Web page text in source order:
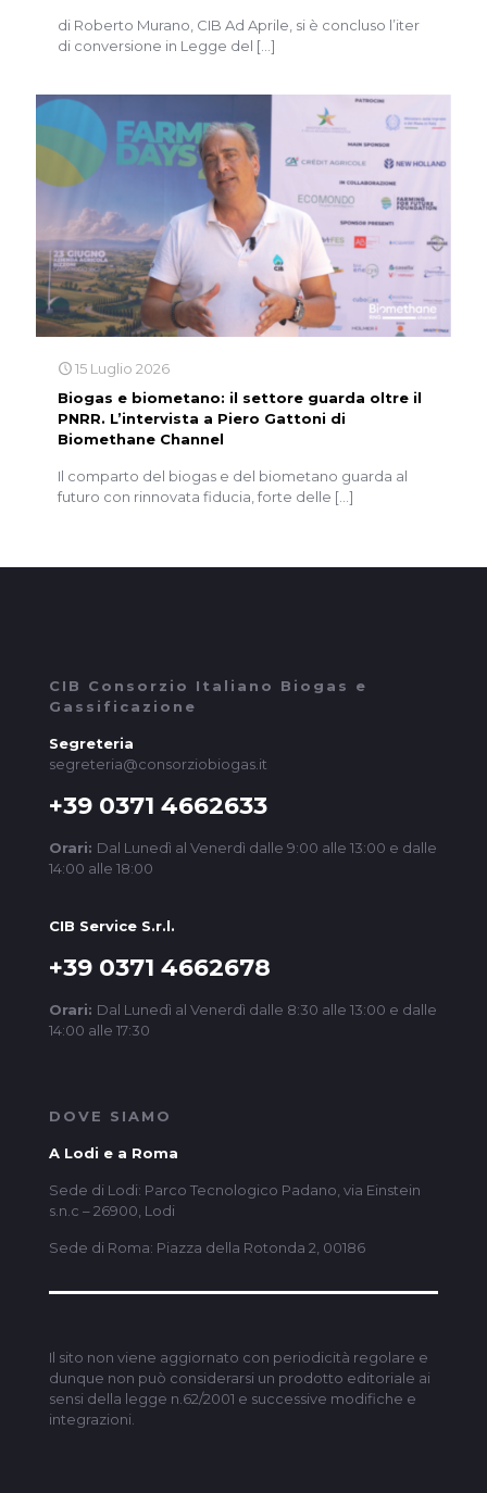
di Roberto Murano, CIB Ad Aprile, si è concluso l’iter
di conversione in Legge del […]
15 Luglio 2026
Biogas e biometano: il settore guarda oltre il
PNRR. L’intervista a Piero Gattoni di
Biomethane Channel
Il comparto del biogas e del biometano guarda al
futuro con rinnovata fiducia, forte delle […]
CIB Consorzio Italiano Biogas e
Gassificazione
Segreteria
segreteria@consorziobiogas.it
+39 0371 4662633
Orari: Dal Lunedì al Venerdì dalle 9:00 alle 13:00 e dalle
14:00 alle 18:00
CIB Service S.r.l.
+39 0371 4662678
Orari: Dal Lunedì al Venerdì dalle 8:30 alle 13:00 e dalle
14:00 alle 17:30
DOVE SIAMO
A Lodi e a Roma
Sede di Lodi: Parco Tecnologico Padano, via Einstein
s.n.c – 26900, Lodi
Sede di Roma: Piazza della Rotonda 2, 00186
Il sito non viene aggiornato con periodicità regolare e
dunque non può considerarsi un prodotto editoriale ai
sensi della legge n.62/2001 e successive modifiche e
integrazioni.